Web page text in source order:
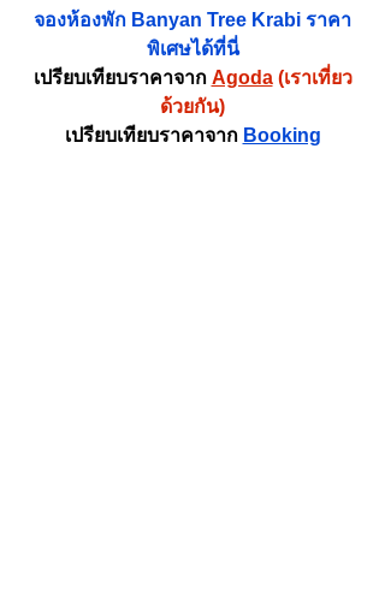
จองห้องพัก Banyan Tree Krabi ราคา
พิเศษได้ที่นี่
เปรียบเทียบราคาจาก Agoda (เราเที่ยว
ด้วยกัน)
เปรียบเทียบราคาจาก Booking